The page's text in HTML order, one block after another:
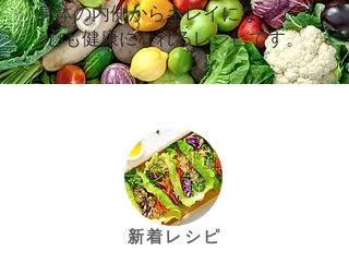
身体の内側からキレイになって、
心も健康になれるレシピです。
新着レシピ